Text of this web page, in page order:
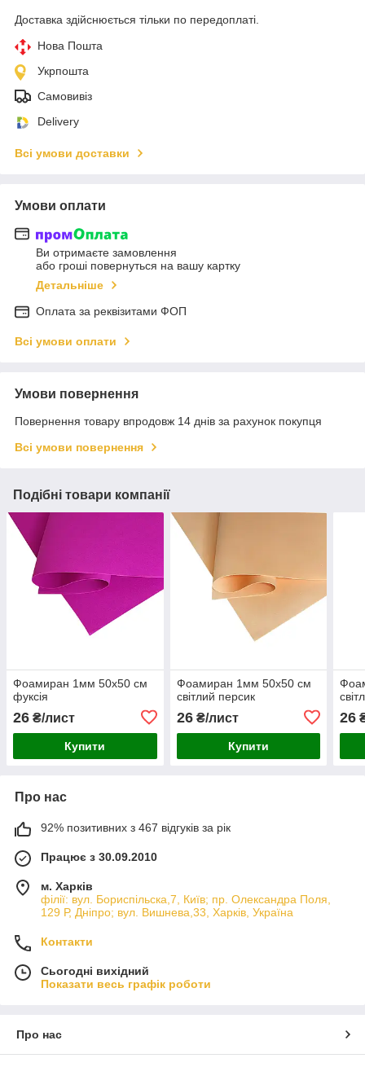
Доставка здійснюється тільки по передоплаті.
Нова Пошта
Укрпошта
Самовивіз
Delivery
Всі умови доставки
Умови оплати
Ви отримаєте замовлення
або гроші повернуться на вашу картку
Детальніше
Оплата за реквізитами ФОП
Всі умови оплати
Умови повернення
Повернення товару впродовж 14 днів за рахунок покупця
Всі умови повернення
Подібні товари компанії
Фоамиран 1мм 50х50 см
фуксія
26 ₴/лист
Купити
Фоамиран 1мм 50х50 см
світлий персик
26₴/лист
Купити
26
Про нас
92% позитивних з 467 відгуків за рік
Працює з 30.09.2010
м. Харків
філії: вул. Бориcпільска,7, Київ; пр. Олександра Поля,
129 Р, Дніпро; вул. Вишнева,33, Харків, Україна
Контакти
Сьогодні вихідний
Показати весь графік роботи
Про нас